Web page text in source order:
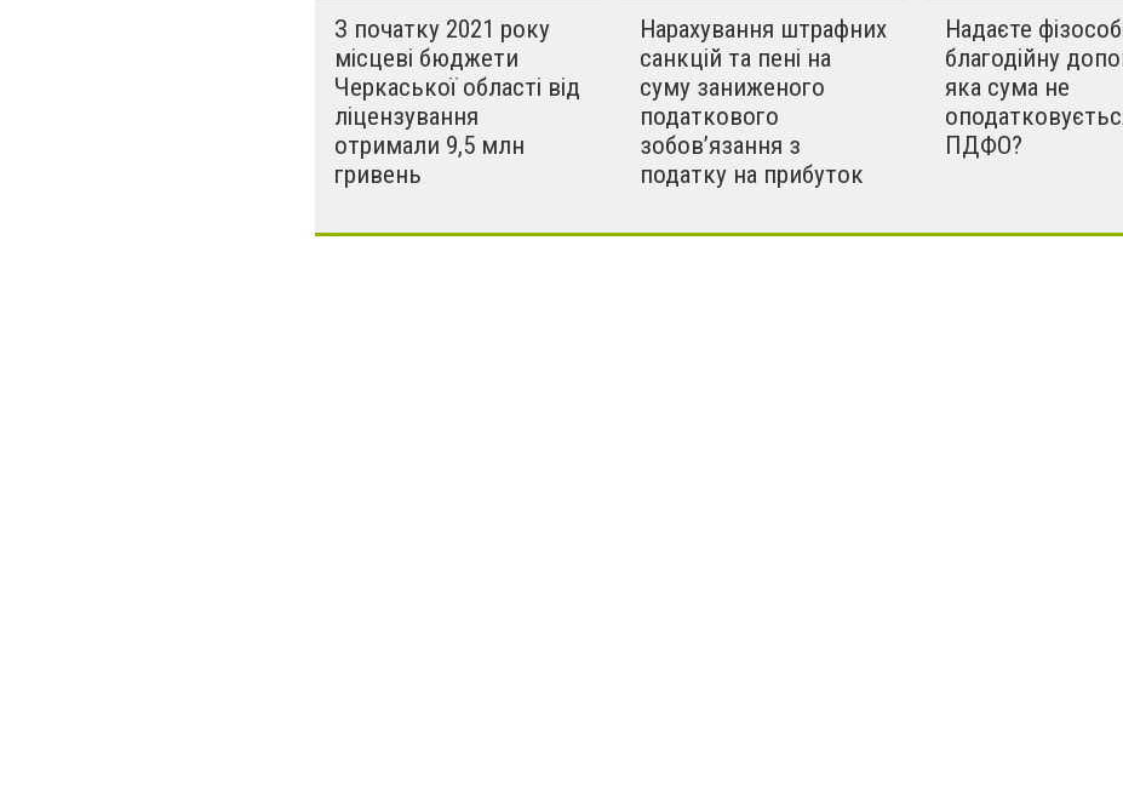
З початку 2021 року
місцеві бюджети
Черкаської області від
ліцензування
отримали 9,5 млн
гривень
Нарахування штрафних
санкцій та пені на
суму заниженого
податкового
зобов’язання з
податку на прибуток
Надаєте
благодійну
яка сума не
ПДФО?